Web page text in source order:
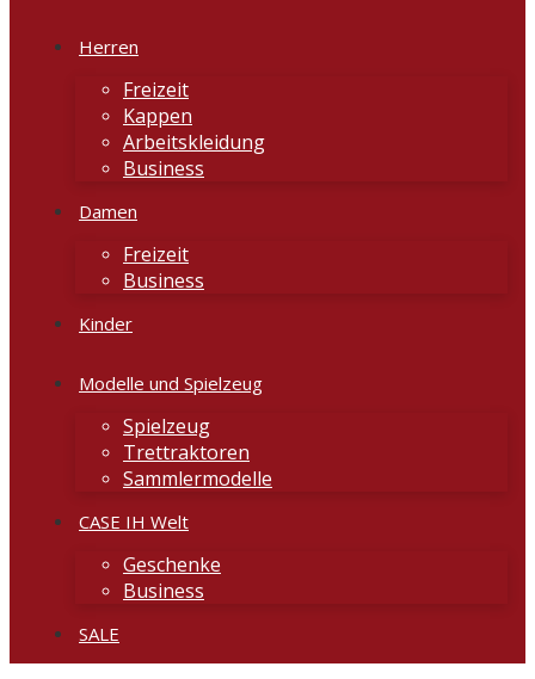
Herren
Freizeit
Kappen
Arbeitskleidung
Business
Damen
Freizeit
Business
Kinder
Modelle und Spielzeug
Spielzeug
Trettraktoren
Sammlermodelle
CASE IH Welt
Geschenke
Business
SALE